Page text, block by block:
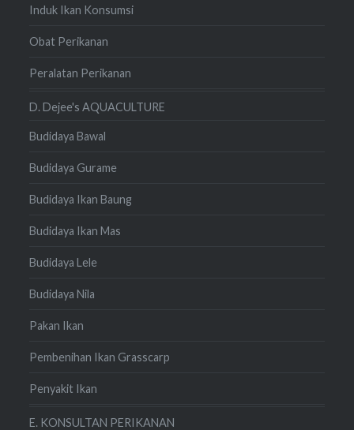
Induk Ikan Konsumsi
Obat Perikanan
Peralatan Perikanan
D. Dejee's AQUACULTURE
Budidaya Bawal
Budidaya Gurame
Budidaya Ikan Baung
Budidaya Ikan Mas
Budidaya Lele
Budidaya Nila
Pakan Ikan
Pembenihan Ikan Grasscarp
Penyakit Ikan
E. KONSULTAN PERIKANAN